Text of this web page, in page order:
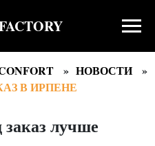
НОВОСТИ
В ИРПЕНЕ
лучше